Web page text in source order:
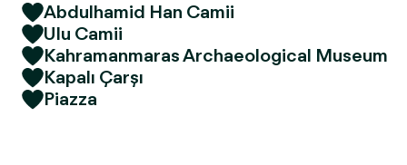
Abdulhamid Han Camii
Ulu Camii
Kahramanmaras Archaeological Museum
Kapalı Çarşı
Piazza